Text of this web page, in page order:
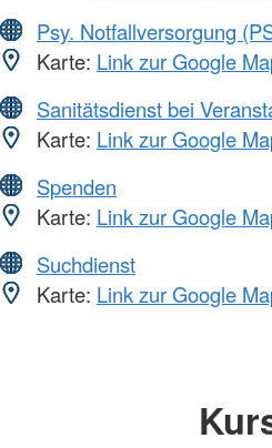
Psy. Notfallversorgung
Karte: Link zur Google
Sanitätsdienst bei
Karte: Link zur Google
Spenden
Karte: Link zur Google
Suchdienst
Karte: Link zur Google